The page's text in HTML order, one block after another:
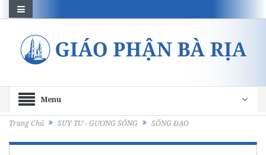
Menu
Trang Chủ SUY TƯ - GƯƠNG SỐNG SỐNG ĐẠO